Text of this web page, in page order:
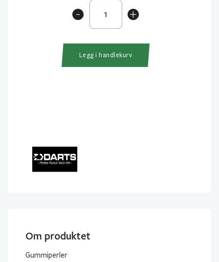
+
Darts
Gummiperler
antall
-
Legg i handlekurv
Om produktet
Gummiperler